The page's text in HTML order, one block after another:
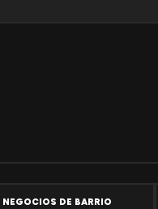
NEGOCIOS DE BARRIO